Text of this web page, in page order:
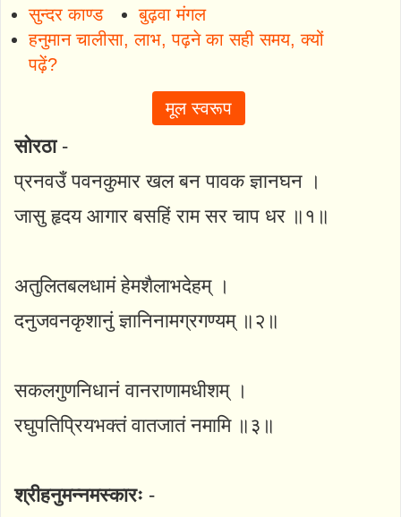
सुन्दर काण्ड
बुढ़वा मंगल
हनुमान चालीसा, लाभ, पढ़ने का सही समय, क्यों
पढ़ें?
मूल स्वरूप
सोरठा-
प्रनवउँ पवनकुमार खल बन पावक ज्ञानघन ।
जासु हृदय आगार बसहिं राम सर चाप धर ॥१॥
अतुलितबलधामं हेमशैलाभदेहम् ।
दनुजवनकृशानुं ज्ञानिनामग्रगण्यम् ॥२॥
सकलगुणनिधानं वानराणामधीशम् ।
रघुपतिप्रियभक्तं वातजातं नमामि ॥३॥
श्रीहनुमन्नमस्कारः -